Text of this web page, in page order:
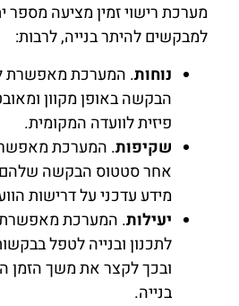
מערכת רישוי זמין מציעה מספר
למבקשים להיתר בנייה, לרבות:
נוחות. המערכת מאפשרת
הבקשה באופן מקוון
פיזית לוועדה המקומית.
שקיפות. המערכת
אחר סטטוס הבקשה שלהם
מידע עדכני על דרישות
יעילות. המערכת מאפשרת
לתכנון ובנייה לטפל
ובכך לקצר את משך הזמן
בנייה.